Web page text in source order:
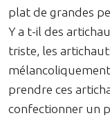
plat de grandes
Y a t-il des
triste, les
prendre ces
confectionner un